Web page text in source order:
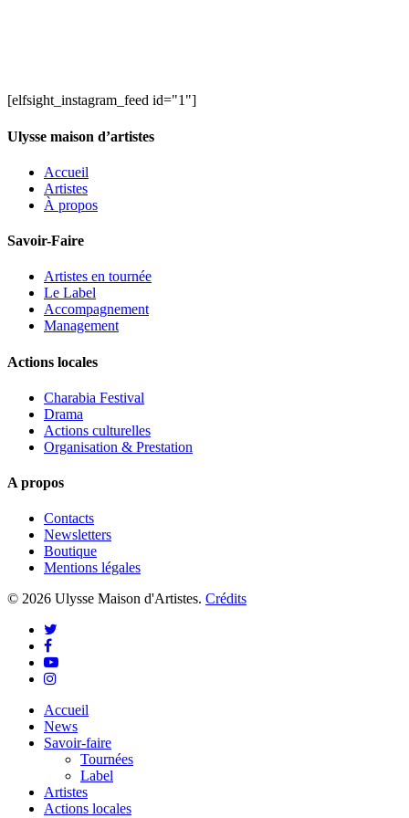
[elfsight_instagram_feed id="1"]
Ulysse maison d’artistes
Accueil
Artistes
À propos
Savoir-Faire
Artistes en tournée
Le Label
Accompagnement
Management
Actions locales
Charabia Festival
Drama
Actions culturelles
Organisation & Prestation
A propos
Contacts
Newsletters
Boutique
Mentions légales
© 2026 Ulysse Maison d'Artistes. Crédits
twitter
facebook
youtube
instagram
Close
Menu
Accueil
News
Savoir-faire
Tournées
Label
Artistes
Actions locales